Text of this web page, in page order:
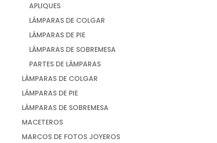
APLIQUES
LÁMPARAS DE COLGAR
LÁMPARAS DE PIE
LÁMPARAS DE SOBREMESA
PARTES DE LÁMPARAS
LÁMPARAS DE COLGAR
LÁMPARAS DE PIE
LÁMPARAS DE SOBREMESA
MACETEROS
MARCOS DE FOTOS JOYEROS